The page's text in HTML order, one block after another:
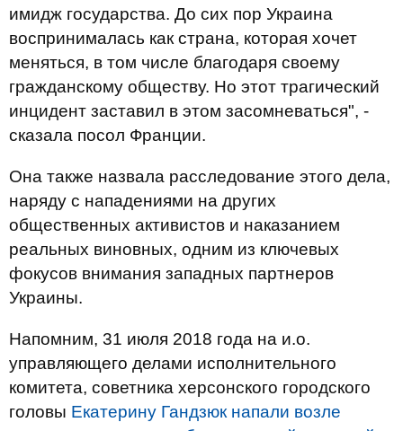
имидж государства. До сих пор Украина
воспринималась как страна, которая хочет
меняться, в том числе благодаря своему
гражданскому обществу. Но этот трагический
инцидент заставил в этом засомневаться", -
сказала посол Франции.
Она также назвала расследование этого дела,
наряду с нападениями на других
общественных активистов и наказанием
реальных виновных, одним из ключевых
фокусов внимания западных партнеров
Украины.
Напомним, 31 июля 2018 года на и.о.
управляющего делами исполнительного
комитета, советника херсонского городского
головы Екатерину Гандзюк напали возле